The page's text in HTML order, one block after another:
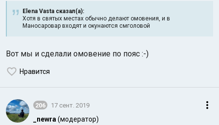
Elena Vasta сказал(а):
Хотя в святых местах обычно делают омовения, и в
Маносаровар входят и окунаются смголовой
Вот мы и сделали омовение по пояс :-)
Нравится
206 17 сент. 2019
_newra (модератор)